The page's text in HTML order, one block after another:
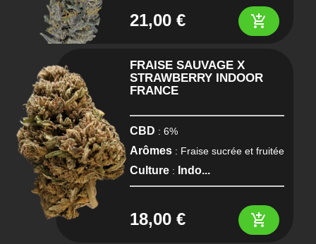
21,00 € add_shopping_cart
FRAISE SAUVAGE X
STRAWBERRY INDOOR
FRANCE
CBD : 6%
Arômes: Fraise sucrée et fruitée
Culture: Indo...
18,00 € add_shopping_cart